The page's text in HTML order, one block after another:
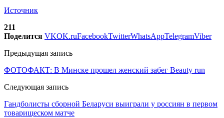
Источник
211
Поделится VKOK.ruFacebookTwitterWhatsAppTelegramViber
Предыдущая запись
ФОТОФАКТ: В Минске прошел женский забег Beauty run
Следующая запись
Гандболисты сборной Беларуси выиграли у россиян в первом
товарищеском матче